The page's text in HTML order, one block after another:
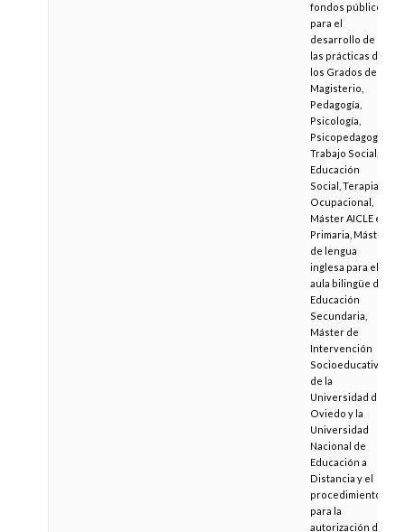
fondos públicos
para el
desarrollo de
las prácticas de
los Grados de
Magisterio,
Pedagogía,
Psicología,
Psicopedagogía,
Trabajo Social,
Educación
Social, Terapia
Ocupacional,
Máster AICLE en
Primaria, Máster
de lengua
inglesa para el
aula bilingüe de
Educación
Secundaria,
Máster de
Intervención
Socioeducativa
de la
Universidad de
Oviedo y la
Universidad
Nacional de
Educación a
Distancia y el
procedimiento
para la
autorización de